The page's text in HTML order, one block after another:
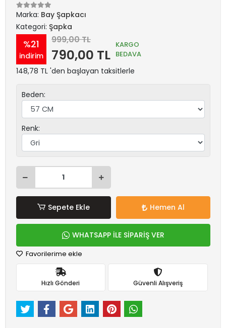
Marka: Bay Şapkacı
Kategori: Şapka
%21
indirim
999,00 TL
790,00 TL
KARGO
BEDAVA
148,78 TL 'den başlayan taksitlerle
Beden:
Renk:
Sepete Ekle Hemen Al
WHATSAPP İLE SİPARİŞ VER
Favorilerime ekle
Hızlı Gönderi Güvenli Alışveriş